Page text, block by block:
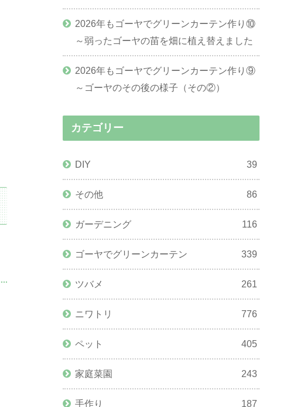
2026年もゴーヤでグリーンカーテン作り⑩
～弱ったゴーヤの苗を畑に植え替えました
2026年もゴーヤでグリーンカーテン作り⑨
～ゴーヤのその後の様子（その②）
カテゴリー
DIY 39
その他 86
ガーデニング 116
ゴーヤでグリーンカーテン 339
ツバメ 261
ニワトリ 776
ペット 405
家庭菜園 243
手作り 187